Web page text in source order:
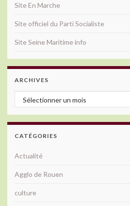
Site En Marche
Site officiel du Parti Socialiste
Site Seine Maritime info
ARCHIVES
Archives
CATÉGORIES
Actualité
Agglo de Rouen
culture